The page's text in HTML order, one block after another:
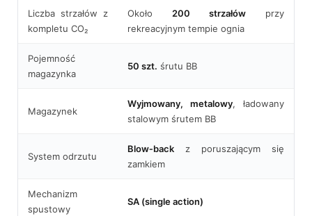
Liczba strzałów z
kompletu CO₂
Około 200 strzałów przy
rekreacyjnym tempie ognia
Pojemność
magazynka
50 szt. śrutu BB
Magazynek
Wyjmowany, metalowy, ładowany
stalowym śrutem BB
System odrzutu
Blow‑back z poruszającym się
zamkiem
Mechanizm
spustowy
SA (single action)